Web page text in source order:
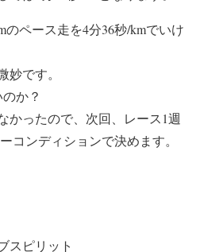
のペース走を4分36秒/kmでいけ
です。
か？
かったので、次回、レース1週
コンディションで決めます。
スピリット